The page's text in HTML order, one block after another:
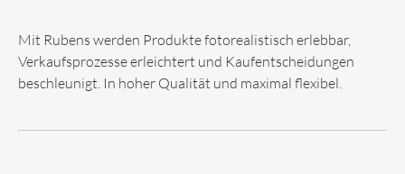
Mit Rubens werden Produkte fotorealistisch erlebbar,
Verkaufsprozesse erleichtert und Kaufentscheidungen
beschleunigt. In hoher Qualität und maximal flexibel.